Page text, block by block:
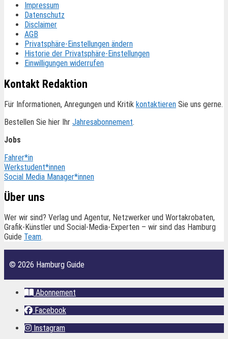
Impressum
Datenschutz
Disclaimer
AGB
Privatsphäre-Einstellungen ändern
Historie der Privatsphäre-Einstellungen
Einwilligungen widerrufen
Kontakt Redaktion
Für Informationen, Anregungen und Kritik kontaktieren Sie uns gerne.
Bestellen Sie hier Ihr Jahresabonnement.
Jobs
Fahrer*in
Werkstudent*innen
Social Media Manager*innen
Über uns
Wer wir sind? Verlag und Agentur, Netzwerker und Wortakrobaten,
Grafik-Künstler und Social-Media-Experten – wir sind das Hamburg
Guide Team.
© 2026 Hamburg Guide
Abonnement
Facebook
Instagram